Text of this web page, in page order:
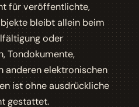
für veröffentlichte,
bleibt allein beim
oder
Tondokumente,
anderen elektronischen
ist ohne ausdrückliche
gestattet.